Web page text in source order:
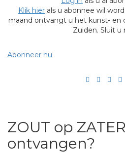
Klik hier als u abonnee wil
maand ontvangt u het kunst- en
Zuiden. Sluit u
Abonneer nu
ZOUT op
ontvangen?